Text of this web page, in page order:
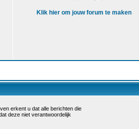
Klik hier om jouw forum te maken
erkent u dat alle berichten die
deze niet verantwoordelijk